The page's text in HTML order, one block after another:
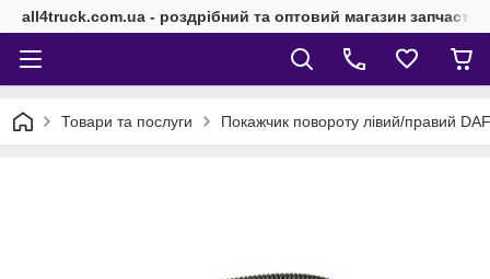
all4truck.com.ua - роздрібний та оптовий магазин
Товари та послуги Покажчик повороту лівий/правий